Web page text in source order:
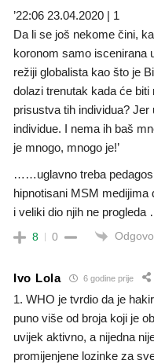
’22:06 23.04.2020 | 1
Da li se još nekome čini,
koronom samo iscenirana
režiji globalista kao što je
dolazi trenutak kada će biti
prisustva tih individua? Jer
individue. I nema ih baš
je mnogo, mnogo je!’
……uglavno treba
hipnotisani MSM medijima
i veliki dio njih ne
8 0
Ivo Lola 6 godine prije
1. WHO je tvrdio da je
puno više od broja koji je
uvijek aktivno, a nijedna
promijenjene lozinke za